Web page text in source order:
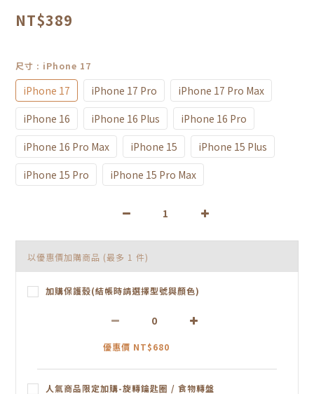
NT$389
尺寸 : iPhone 17
iPhone 17 iPhone 17 Pro
iPhone 17 Pro Max
iPhone 16
iPhone 16 Plus
iPhone 16 Pro
iPhone 16 Pro Max
iPhone 15
iPhone 15 Plus
iPhone 15 Pro
iPhone 15 Pro Max
以優惠價加購商品 (最多 1 件)
加購保護殼(結帳時請選擇型號與顏色)
優惠價 NT$680
人氣商品限定加購-旋轉鑰匙圈 / 食物轉盤